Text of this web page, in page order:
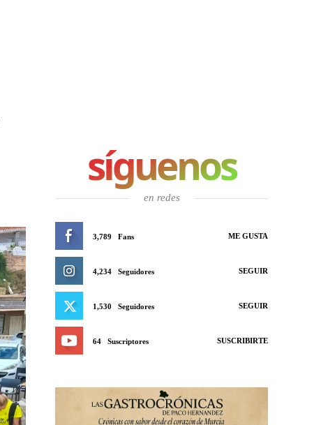
síguenos
en redes
3,789 Fans ME GUSTA
4,234 Seguidores SEGUIR
1,530 Seguidores SEGUIR
64 Suscriptores SUSCRIBIRTE